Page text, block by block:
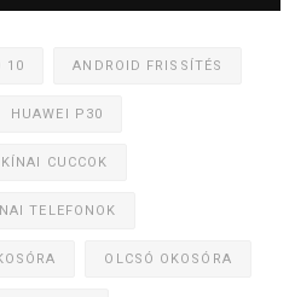
10 ANDROID FRISSÍTÉS
HUAWEI P30
KÍNAI CUCCOK
TELEFONOK
OLCSÓ OKOSÓRA